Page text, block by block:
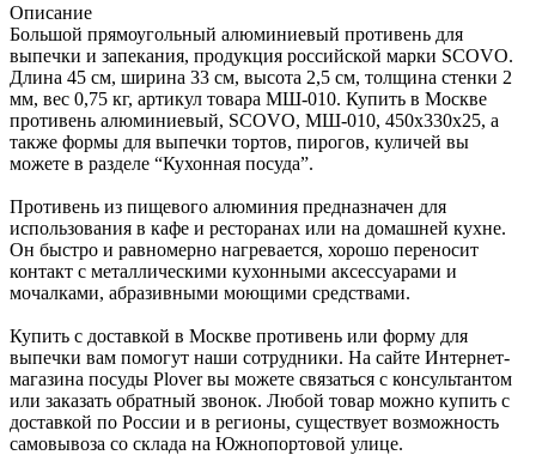
Описание
Большой прямоугольный алюминиевый противень для
выпечки и запекания, продукция российской марки SCOVO.
Длина 45 см, ширина 33 см, высота 2,5 см, толщина стенки 2
мм, вес 0,75 кг, артикул товара МШ-010. Купить в Москве
противень алюминиевый, SCOVO, МШ-010, 450х330х25, а
также формы для выпечки тортов, пирогов, куличей вы
можете в разделе “Кухонная посуда”.
Противень из пищевого алюминия предназначен для
использования в кафе и ресторанах или на домашней кухне.
Он быстро и равномерно нагревается, хорошо переносит
контакт с металлическими кухонными аксессуарами и
мочалками, абразивными моющими средствами.
Купить с доставкой в Москве противень или форму для
выпечки вам помогут наши сотрудники. На сайте Интернет-
магазина посуды Plover вы можете связаться с консультантом
или заказать обратный звонок. Любой товар можно купить с
доставкой по России и в регионы, существует возможность
самовывоза со склада на Южнопортовой улице.